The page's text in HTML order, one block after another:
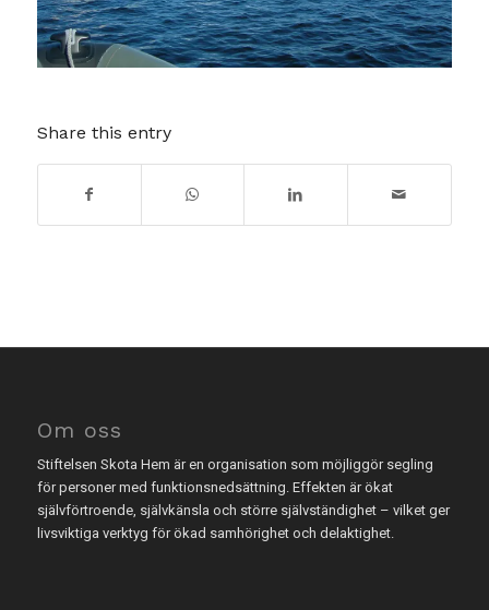
Share this entry
Om oss
Stiftelsen Skota Hem är en organisation som möjliggör segling
för personer med funktionsnedsättning. Effekten är ökat
självförtroende, självkänsla och större självständighet – vilket ger
livsviktiga verktyg för ökad samhörighet och delaktighet.